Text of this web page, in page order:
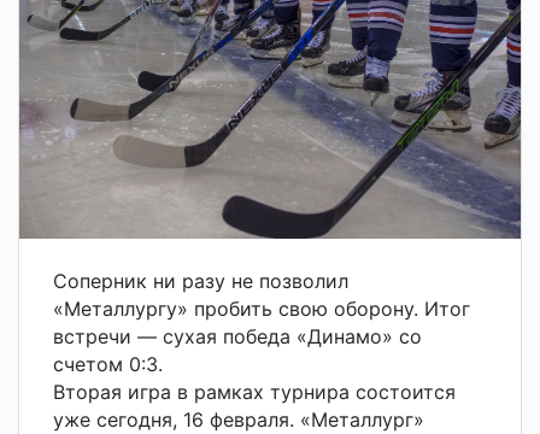
Соперник ни разу не позволил
«Металлургу» пробить свою оборону. Итог
встречи — сухая победа «Динамо» со
счетом 0:3.
Вторая игра в рамках турнира состоится
уже сегодня, 16 февраля. «Металлург»